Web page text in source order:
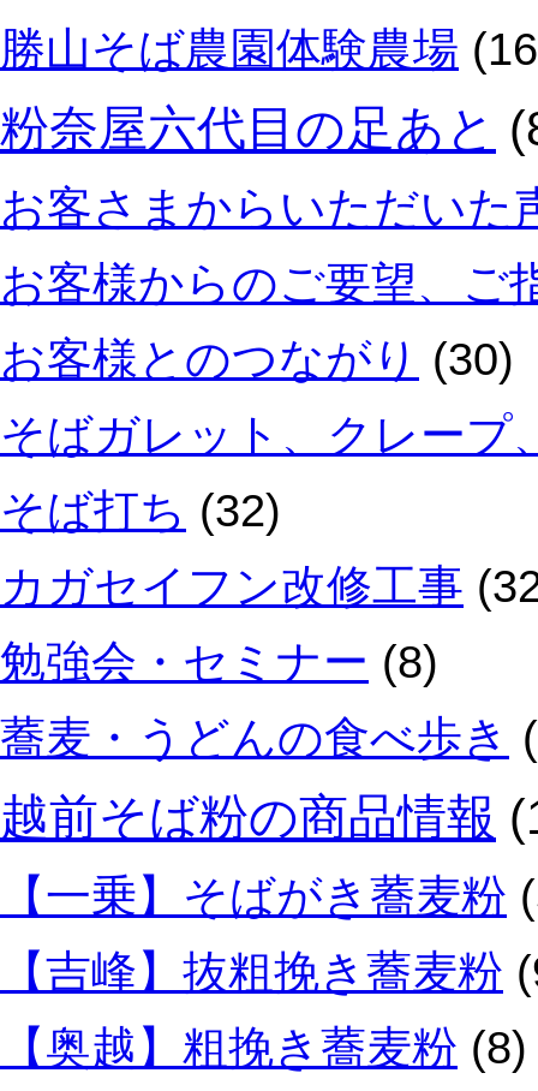
勝山そば農園体験農場
粉奈屋六代目の足あと
お客さまからいただいた
お客様からのご要望、ご
お客様とのつながり (30)
そばガレット、クレープ
そば打ち (32)
カガセイフン改修工事
勉強会・セミナー (8)
蕎麦・うどんの食べ歩き
越前そば粉の商品情報
【一乗】そばがき蕎麦粉
【吉峰】抜粗挽き蕎麦粉
【奥越】粗挽き蕎麦粉 (8)